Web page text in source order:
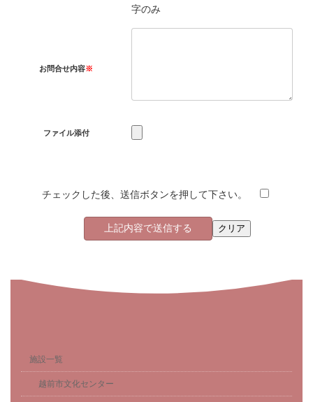
字のみ
お問合せ内容※
ファイル添付
チェックした後、送信ボタンを押して下さい。
施設一覧
越前市文化センター